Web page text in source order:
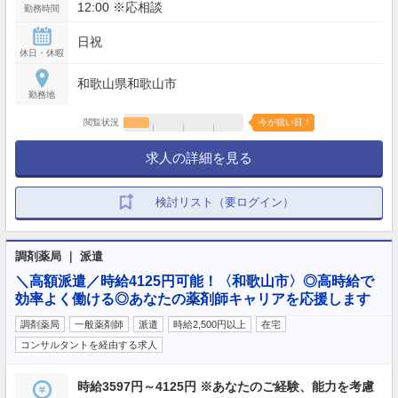
勤務時間 12:00 ※応相談
休日・休暇
日祝
勤務地
和歌山県和歌山市
閲覧状況 今が狙い目！
求人の詳細を見る
検討リスト（要ログイン）
調剤薬局 ｜ 派遣
＼高額派遣／時給4125円可能！〈和歌山市〉◎高時給で
効率よく働ける◎あなたの薬剤師キャリアを応援します
調剤薬局 一般薬剤師 派遣 時給2,500円以上
在宅
コンサルタントを経由する求人
時給3597円～4125円 ※あなたのご経験、能力を考慮